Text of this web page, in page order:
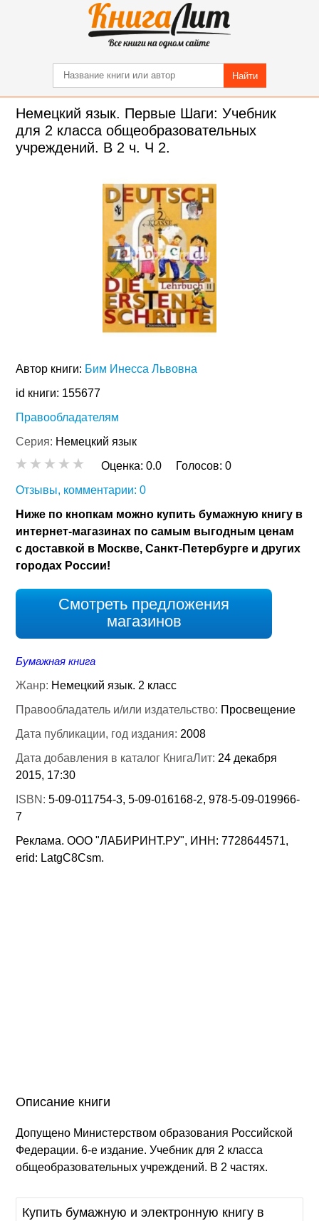
Найти
Немецкий язык. Первые Шаги: Учебник
для 2 класса общеобразовательных
учреждений. В 2 ч. Ч 2.
Автор книги: Бим Инесса Львовна
id книги: 155677
Правообладателям
Серия: Немецкий язык
Оценка:0.0 Голосов:0
Отзывы, комментарии: 0
Ниже по кнопкам можно купить бумажную книгу в
интернет-магазинах по самым выгодным ценам
с доставкой в Москве, Санкт-Петербурге и других
городах России!
Смотреть предложения
магазинов
Бумажная книга
Жанр: Немецкий язык. 2 класс
Правообладатель и/или издательство: Просвещение
Дата публикации, год издания: 2008
Дата добавления в каталог КнигаЛит: 24 декабря
2015, 17:30
ISBN:5-09-011754-3, 5-09-016168-2, 978-5-09-019966-
7
Реклама. ООО "ЛАБИРИНТ.РУ", ИНН: 7728644571,
erid: LatgC8Csm.
Описание книги
Допущено Министерством образования Российской
Федерации. 6-е издание. Учебник для 2 класса
общеобразовательных учреждений. В 2 частях.
Купить бумажную и электронную книгу в